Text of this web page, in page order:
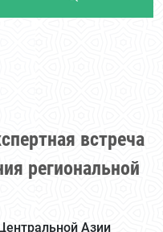
встреча
региональной
Азии